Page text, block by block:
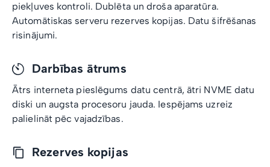
piekļuves kontroli. Dublēta un droša aparatūra.
Automātiskas serveru rezerves kopijas. Datu šifrēšanas
risinājumi.
Darbības ātrums
Ātrs interneta pieslēgums datu centrā, ātri NVME datu
diski un augsta procesoru jauda. Iespējams uzreiz
palielināt pēc vajadzības.
Rezerves kopijas